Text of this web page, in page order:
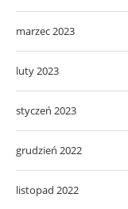
marzec 2023
luty 2023
styczeń 2023
grudzień 2022
listopad 2022